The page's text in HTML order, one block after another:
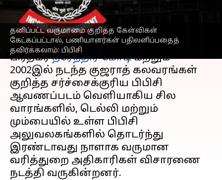
தனிப்பட்ட வருமானம் குறித்த கேள்விகள்
கேட்கப்பட்டால், பணியாளர்கள் பதிலளிப்பதைத்
தவிர்க்கலாம்: பிபிசி
எழுதியவர் Sindhuja SM Feb 15, 2023
செய்தி முன்னோட்டம்
பிரதமர்நரேந்திர மோடிமற்றும்
2002இல் நடந்த குஜராத் கலவரங்கள்
குறித்த சர்ச்சைக்குரிய பிபிசி
ஆவணப்படம் வெளியாகிய சில
வாரங்களில், டெல்லி மற்றும்
மும்பையில் உள்ள பிபிசி
அலுவலகங்களில் தொடர்ந்து
இரண்டாவது நாளாக வருமான
வரித்துறை அதிகாரிகள் விசாரணை
நடத்தி வருகின்றனர்.